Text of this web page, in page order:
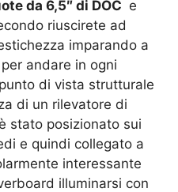
da 6,5″ di DOC e
riuscirete ad
imparando a
andare in ogni
di vista strutturale
di un rilevatore di
stato posizionato sui
e quindi collegato a
interessante
illuminarsi con